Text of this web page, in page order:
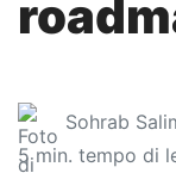
Sohrab
5min. tempo di